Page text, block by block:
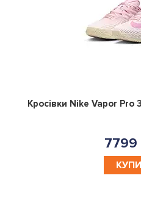
Кросівки Nike Vapor Pro
7799